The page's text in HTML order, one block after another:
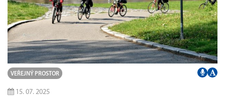
VEŘEJNÝ PROSTOR
15. 07. 2025